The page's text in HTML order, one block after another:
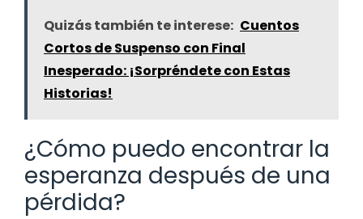
Quizás también te interese: Cuentos
Cortos de Suspenso con Final
Inesperado: ¡Sorpréndete con Estas
Historias!
¿Cómo puedo encontrar la
esperanza después de una
pérdida?